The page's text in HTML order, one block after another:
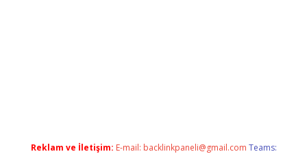
Reklam ve İletişim: E-mail: backlinkpaneli@gmail.com Teams: